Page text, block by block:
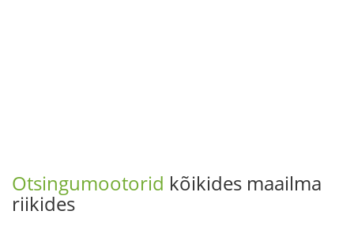
Otsingumootorid kõikides maailma
riikides